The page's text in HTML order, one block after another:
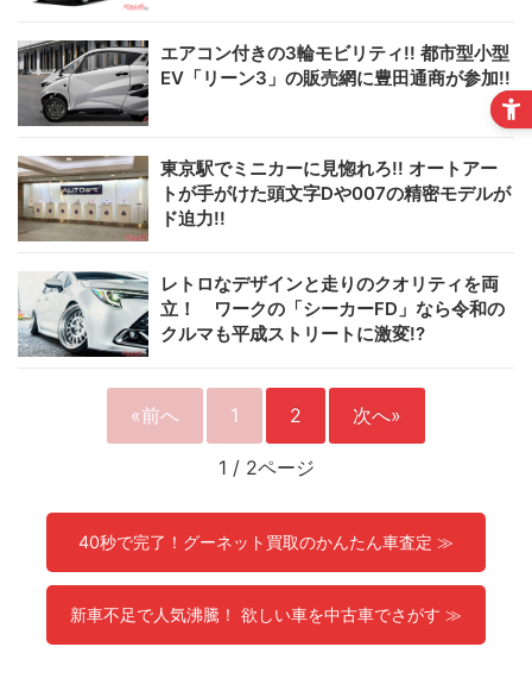
エアコン付きの3輪モビリティ!! 都市型小型
EV「リーン3」の販売網に豊田通商が参加!!
東京駅でミニカーに見惚れろ!! オートアー
トが手がけた頭文字Dや007の精密モデルが
ド迫力!!
レトロなデザインと走りのクオリティを両
立！ ワークの「シーカーFD」なら令和の
クルマも平成ストリートに激変!?
«前へ 1 2 次へ»
1 / 2ページ
40秒で完了！グーネット買取のかんたん車査定 ≫
新車不足で人気沸騰！ 欲しい車を中古車でさがす ≫